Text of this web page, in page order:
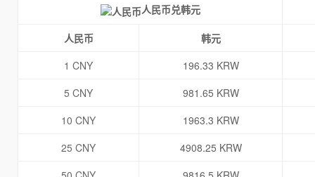
人民币兑韩元
人民币
韩元
1 CNY
196.33 KRW
5 CNY
981.65 KRW
10 CNY
1963.3 KRW
25 CNY
4908.25 KRW